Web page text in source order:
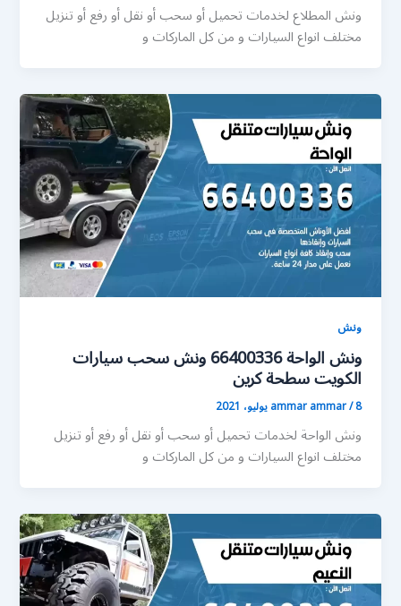
ونش المطلاع لخدمات تحميل أو سحب أو نقل أو رفع أو تنزيل
مختلف انواع السيارات و من كل الماركات و
ونش
ونش الواحة 66400336 ونش سحب سيارات
الكويت سطحة كرين
ammar ammar/8 يوليو، 2021
ونش الواحة لخدمات تحميل أو سحب أو نقل أو رفع أو تنزيل
مختلف انواع السيارات و من كل الماركات و